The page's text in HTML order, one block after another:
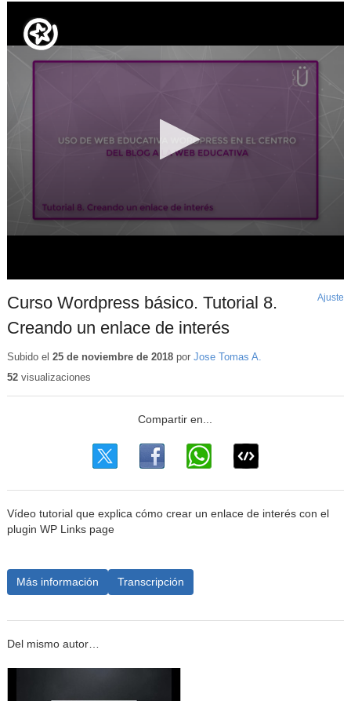
Curso Wordpress básico. Tutorial 8.
Creando un enlace de interés
Ajuste
Subido el 25 de noviembre de 2018por Jose Tomas A.
52visualizaciones
Vídeo tutorial que explica cómo crear un enlace de interés con el
plugin WP Links page
Más información Transcripción
Del mismo autor…